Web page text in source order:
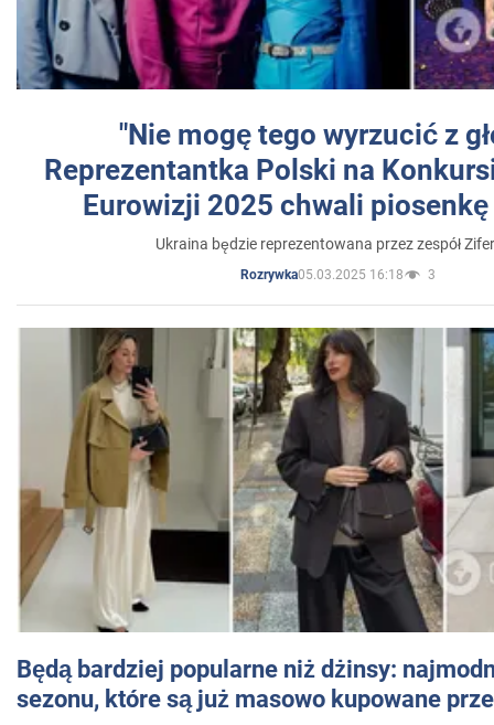
"Nie mogę tego wyrzucić z
Reprezentantka Polski na
Eurowizji 2025 chwali
Ukraina będzie reprezentowana przez zespół
Rozrywka05.03.2025 16:18 3
Będą bardziej popularne niż dżinsy:
sezonu, które są już masowo kupowane